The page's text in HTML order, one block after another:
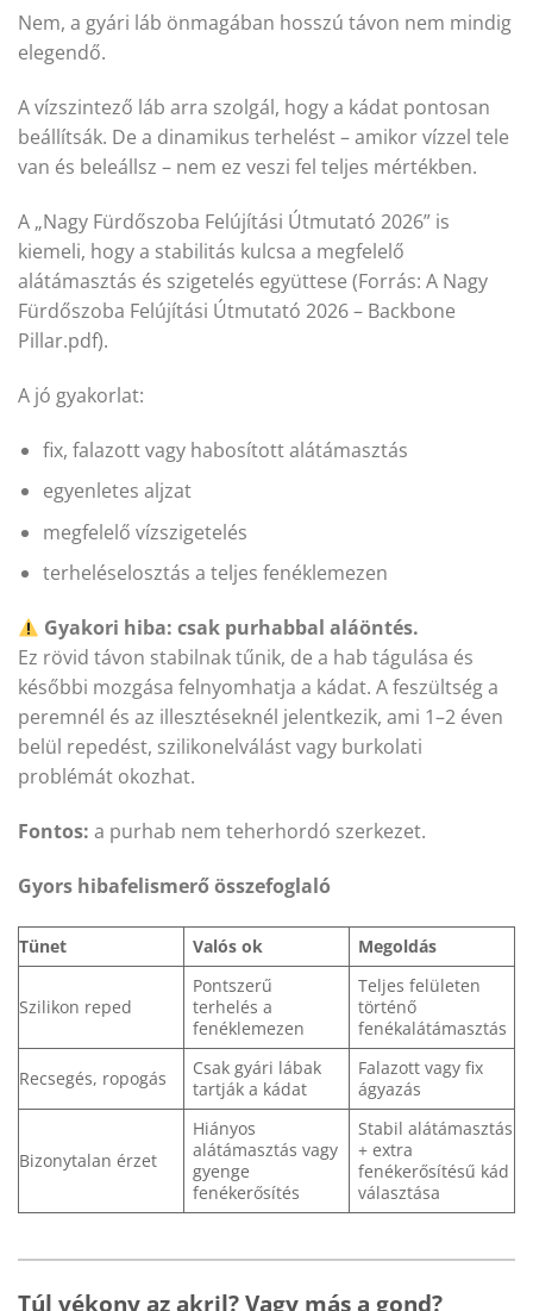
Nem, a gyári láb önmagában hosszú távon nem mindig
elegendő.
A vízszintező láb arra szolgál, hogy a kádat pontosan
beállítsák. De a dinamikus terhelést – amikor vízzel tele
van és beleállsz – nem ez veszi fel teljes mértékben.
A „Nagy Fürdőszoba Felújítási Útmutató 2026” is
kiemeli, hogy a stabilitás kulcsa a megfelelő
alátámasztás és szigetelés együttese (Forrás: A Nagy
Fürdőszoba Felújítási Útmutató 2026 – Backbone
Pillar.pdf).
A jó gyakorlat:
fix, falazott vagy habosított alátámasztás
egyenletes aljzat
megfelelő vízszigetelés
terheléselosztás a teljes fenéklemezen
Gyakori hiba: csak purhabbal aláöntés.
Ez rövid távon stabilnak tűnik, de a hab tágulása és
későbbi mozgása felnyomhatja a kádat. A feszültség a
peremnél és az illesztéseknél jelentkezik, ami 1–2 éven
belül repedést, szilikonelválást vagy burkolati
problémát okozhat.
Fontos: a purhab nem teherhordó szerkezet.
Gyors hibafelismerő összefoglaló
Tünet Valós ok Megoldás
Szilikon reped
Pontszerű
terhelés a
fenéklemezen
Teljes felületen
történő
fenékalátámasztás
Recsegés, ropogás
Csak gyári lábak
tartják a kádat
Falazott vagy fix
ágyazás
Bizonytalan érzet
Hiányos
alátámasztás vagy
gyenge
fenékerősítés
Stabil alátámasztás
+ extra
fenékerősítésű kád
választása
Túl vékony az akril? Vagy más a gond?